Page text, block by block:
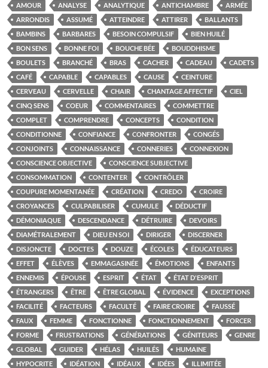
AMOUR
ANALYSE ANALYTIQUE ANTICHAMBRE
ARMÉE
ARRONDIS
ASSUMÉ ATTEINDRE ATTIRER
BALLANTS
BAMBINS
BARBARES BESOIN COMPULSIF
BIEN HUILÉ
BON SENS
BONNE FOI BOUCHE BÉE
BOUDDHISME
BOULETS
BRANCHÉ BRAS CACHER CADEAU
CADETS
CAFÉ
CAPABLE CAPABLES CAUSE
CEINTURE
CERVEAU
CERVELLE CHAIR CHANTAGE AFFECTIF
CIEL
CINQ SENS
COEUR COMMENTAIRES
COMMETTRE
COMPLET
COMPRENDRE CONCEPTS
CONDITION
CONDITIONNE
CONFIANCE CONFRONTER
CONGÉS
CONJOINTS
CONNAISSANCE CONNERIES
CONNEXION
CONSCIENCE OBJECTIVE
CONSCIENCE SUBJECTIVE
CONSOMMATION
CONTENTER
CONTRÔLER
COUPURE MOMENTANÉE
CRÉATION CREDO
CROIRE
CROYANCES
CULPABILISER CUMULE
DÉDUCTIF
DÉMONIAQUE
DESCENDANCE DÉTRUIRE
DEVOIRS
DIAMÉTRALEMENT
DIEU EN SOI DIRIGER
DISCERNER
DISJONCTE
DOCTES DOUZE ÉCOLES
ÉDUCATEURS
EFFET
ÉLÈVES EMMAGASINÉE ÉMOTIONS
ENFANTS
ENNEMIS
ÉPOUSE ESPRIT ÉTAT
ÉTAT D'ESPRIT
ÉTRANGERS
ÊTRE ÊTRE GLOBAL ÉVIDENCE
EXCEPTIONS
FACILITÉ
FACTEURS FACULTÉ FAIRE CROIRE
FAUSSÉ
FAUX
FEMME FONCTIONNE FONCTIONNEMENT
FORCER
FORME
FRUSTRATIONS GÉNÉRATIONS GÉNITEURS
GENRE
GLOBAL
GUIDER HÉLAS HUILÉS
HUMAINE
HYPOCRITE
IDÉATION IDÉAUX IDÉES
ILLIMITÉE